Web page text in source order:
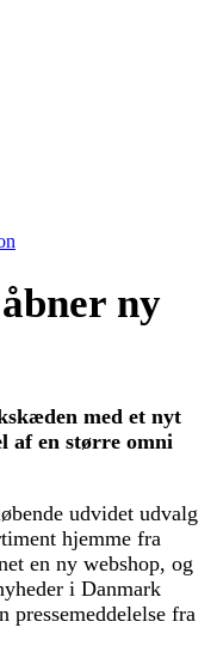
ny
med et nyt
af en større omni
udvidet udvalg
hjemme fra
en ny webshop, og
i Danmark
pressemeddelelse fra